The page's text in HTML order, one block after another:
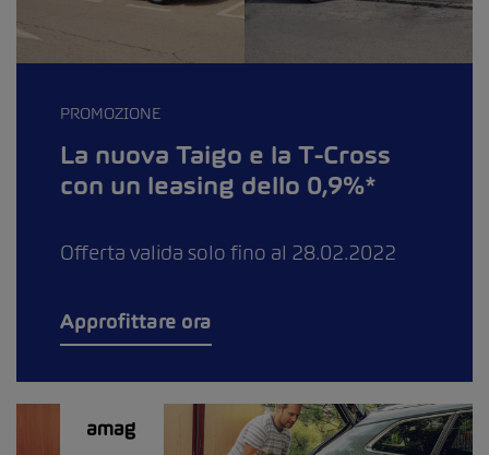
PROMOZIONE
La nuova Taigo e la T-Cross
con un leasing dello 0,9%*
Offerta valida solo fino al 28.02.2022
Approfittare ora